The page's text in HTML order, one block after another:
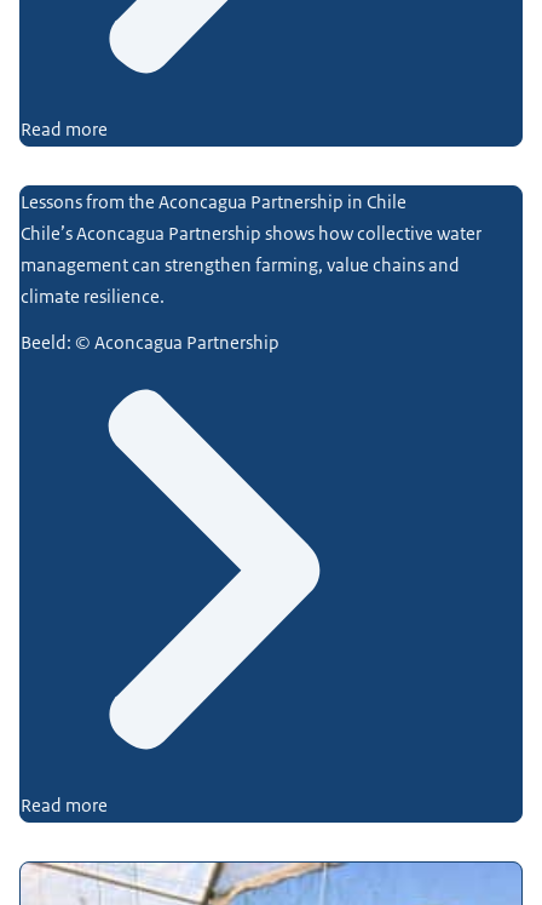
Read more
Lessons from the Aconcagua Partnership in Chile
Chile’s Aconcagua Partnership shows how collective water
management can strengthen farming, value chains and
climate resilience.
Beeld: © Aconcagua Partnership
Read more